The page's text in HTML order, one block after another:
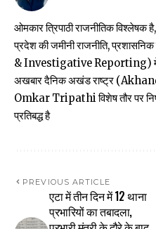
ओमकार त्रिपाठी राजनीतिक विश्लेषक
प्रदेश की जमीनी राजनीति,
& Investigative Reporting) में
अखबार दैनिक अखंड राष्ट्र
Omkar Tripathi विशेष तौर पर
प्रतिबद्ध है
PREVIOUS ARTICLE
एटा में तीन दिन में 12 थाना
प्रभारियों का तबादला,